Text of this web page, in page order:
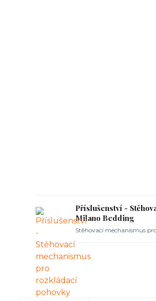
Příslušenství -
Milano Bedding
Stěhovací mechanismus